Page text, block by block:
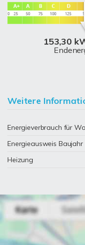
153,30
Weitere
Energieverbrauch für
Energieausweis Baujahr
Heizung